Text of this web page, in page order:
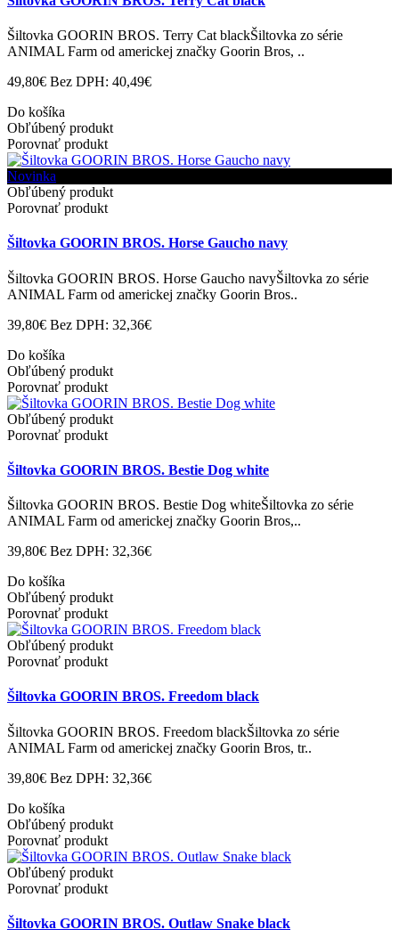
Šiltovka GOORIN BROS. Terry Cat blackŠiltovka zo série
ANIMAL Farm od americkej značky Goorin Bros, ..
49,80€ Bez DPH: 40,49€
Do košíka
Obľúbený produkt
Porovnať produkt
Novinka
Obľúbený produkt
Porovnať produkt
Šiltovka GOORIN BROS. Horse Gaucho navy
Šiltovka GOORIN BROS. Horse Gaucho navyŠiltovka zo série
ANIMAL Farm od americkej značky Goorin Bros..
39,80€ Bez DPH: 32,36€
Do košíka
Obľúbený produkt
Porovnať produkt
Obľúbený produkt
Porovnať produkt
Šiltovka GOORIN BROS. Bestie Dog white
Šiltovka GOORIN BROS. Bestie Dog whiteŠiltovka zo série
ANIMAL Farm od americkej značky Goorin Bros,..
39,80€ Bez DPH: 32,36€
Do košíka
Obľúbený produkt
Porovnať produkt
Obľúbený produkt
Porovnať produkt
Šiltovka GOORIN BROS. Freedom black
Šiltovka GOORIN BROS. Freedom blackŠiltovka zo série
ANIMAL Farm od americkej značky Goorin Bros, tr..
39,80€ Bez DPH: 32,36€
Do košíka
Obľúbený produkt
Porovnať produkt
Obľúbený produkt
Porovnať produkt
Šiltovka GOORIN BROS. Outlaw Snake black